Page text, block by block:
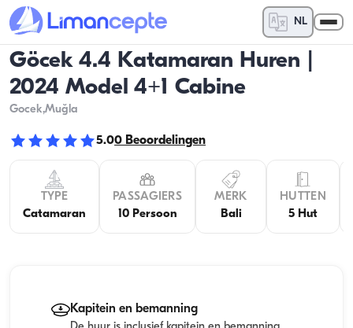
NL
Göcek 4.4 Katamaran Huren |
2024 Model 4+1 Cabine
Gocek,Muğla
5.00 Beoordelingen
TYPE
Catamaran
PASSAGIERS
10 Persoon
MERK
Bali
HUTTEN
5 Hut
Kapitein en bemanning